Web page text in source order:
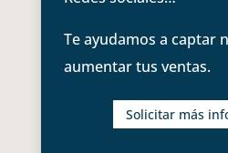
Te ayudamos a captar
aumentar tus ventas.
Solicitar más